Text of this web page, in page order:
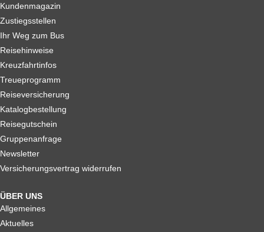
Kundenmagazin
Zustiegsstellen
Ihr Weg zum Bus
Reisehinweise
Kreuzfahrtinfos
Treueprogramm
Reiseversicherung
Katalogbestellung
Reisegutschein
Gruppenanfrage
Newsletter
Versicherungsvertrag widerrufen
ÜBER UNS
Allgemeines
Aktuelles